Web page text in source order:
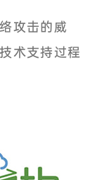
攻击的威
术支持过程